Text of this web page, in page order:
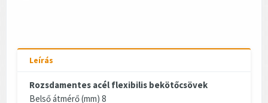
Leírás
Rozsdamentes acél flexibilis bekötőcsövek
Belső átmérő (mm) 8